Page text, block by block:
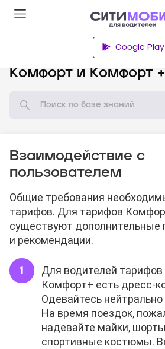
Google Play
Комфорт и Комфорт +
Взаимодействие с
пользователем
Общие требования
тарифов. Для тарифов
существуют дополнительные
и рекомендации.
Для водителей
Комфорт+ есть дресс-
Одевайтесь нейтрально
На время поездок,
надевайте майки,
спортивные костюмы.